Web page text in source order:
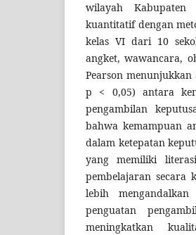
wilayah Kabupaten
kuantitatif dengan
kelas VI dari 10
angket, wawancara,
Pearson
p < 0,05) antara
pengambilan
bahwa kemampuan
dalam ketepatan
yang memiliki
pembelajaran secara
lebih
penguatan
meningkatkan